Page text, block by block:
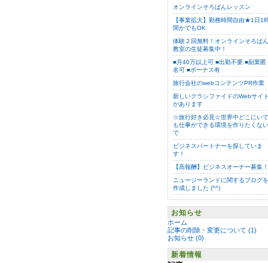
オンラインそろばんレッスン
【事業拡大】勤務時間自由★1日1
間かでもOK
体験２回無料！オンラインそろばん
教室の生徒募集中！
■月40万以上可 ■出勤不要 ■副業匿
名可 ■ボーナス有
旅行会社のwebコンテンツPR作業
新しいクラシファイドのWebサイト
があります
☆旅行好き必見☆世界中どこにいて
も仕事ができる環境を作りたくない
で
ビジネスパートナーを探していま
す！
【高報酬】ビジネスオーナー募集！
ニュージーランドに関するブログを
作成しました (^^)
お知らせ
ホーム
記事の削除・変更について (1)
お知らせ (0)
新着情報